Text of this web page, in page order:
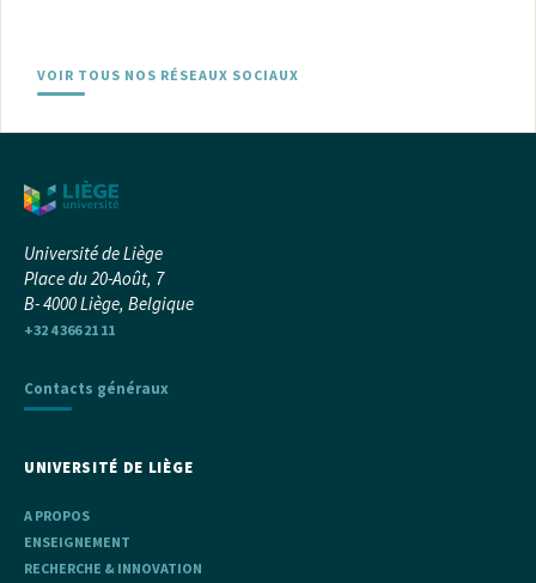
VOIR TOUS NOS RÉSEAUX SOCIAUX
Université de Liège
Place du 20-Août, 7
B- 4000 Liège, Belgique
+32 4 366 21 11
Contacts généraux
UNIVERSITÉ DE LIÈGE
A PROPOS
ENSEIGNEMENT
RECHERCHE & INNOVATION